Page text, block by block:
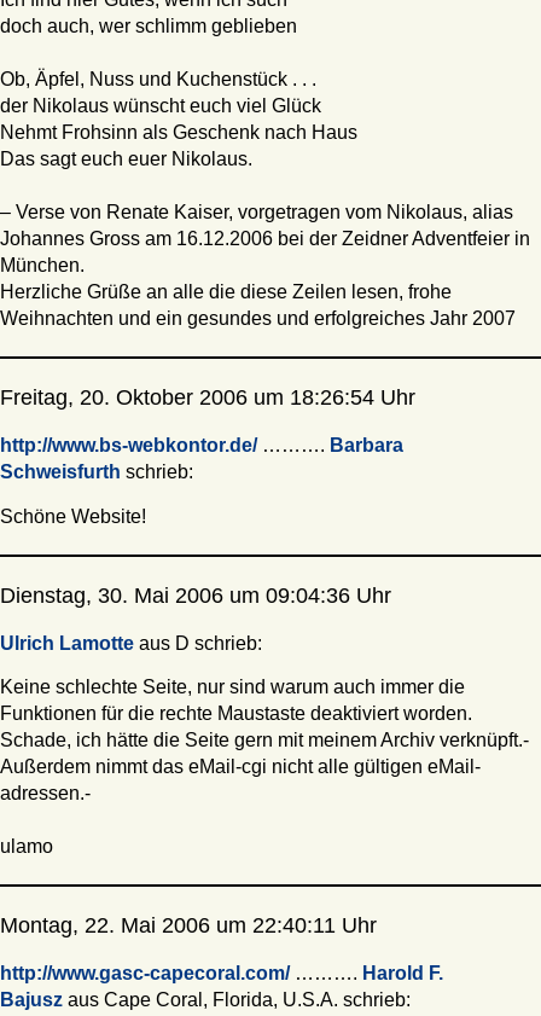
doch auch, wer schlimm geblieben
Ob, Äpfel, Nuss und Kuchenstück . . .
der Nikolaus wünscht euch viel Glück
Nehmt Frohsinn als Geschenk nach Haus
Das sagt euch euer Nikolaus.
– Verse von Renate Kaiser, vorgetragen vom Nikolaus, alias
Johannes Gross am 16.12.2006 bei der Zeidner Adventfeier in
München.
Herzliche Grüße an alle die diese Zeilen lesen, frohe
Weihnachten und ein gesundes und erfolgreiches Jahr 2007
Freitag, 20. Oktober 2006 um 18:26:54 Uhr
http://www.bs-webkontor.de/………. Barbara
Schweisfurth schrieb:
Schöne Website!
Dienstag, 30. Mai 2006 um 09:04:36 Uhr
Ulrich Lamotte aus D schrieb:
Keine schlechte Seite, nur sind warum auch immer die
Funktionen für die rechte Maustaste deaktiviert worden.
Schade, ich hätte die Seite gern mit meinem Archiv verknüpft.-
Außerdem nimmt das eMail-cgi nicht alle gültigen eMail-
adressen.-
ulamo
Montag, 22. Mai 2006 um 22:40:11 Uhr
http://www.gasc-capecoral.com/………. Harold F.
Bajusz aus Cape Coral, Florida, U.S.A. schrieb: